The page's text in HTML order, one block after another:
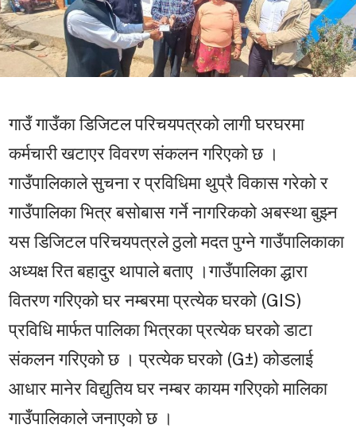
गाउँ गाउँका डिजिटल परिचयपत्रको लागी घरघरमा
कर्मचारी खटाएर विवरण संकलन गरिएको छ ।
गाउँपालिकाले सुचना र प्रविधिमा थुप्रै विकास गरेको र
गाउँपालिका भित्र बसोबास गर्ने नागरिकको अबस्था बुझ्न
यस डिजिटल परिचयपत्रले ठुलो मदत पुग्ने गाउँपालिकाका
अध्यक्ष रित बहादुर थापाले बताए ।गाउँपालिका द्धारा
वितरण गरिएको घर नम्बरमा प्रत्येक घरको (GIS)
प्रविधि मार्फत पालिका भित्रका प्रत्येक घरको डाटा
संकलन गरिएको छ । प्रत्येक घरको (G±) कोडलाई
आधार मानेर विद्युतिय घर नम्बर कायम गरिएको मालिका
गाउँपालिकाले जनाएको छ ।